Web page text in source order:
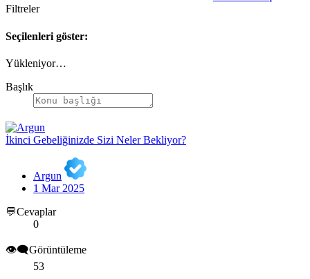
Filtreler
Seçilenleri göster:
Yükleniyor…
Başlık
İkinci Gebeliğinizde Sizi Neler Bekliyor?
Argun
1 Mar 2025
💬Cevaplar
0
👁️‍🗨️Görüntüleme
53